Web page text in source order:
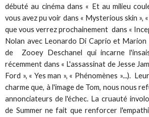
débuté au cinéma dans « Et au milieu
vous avez pu voir dans « Mysterious skin »,
que vous verrez prochainement dans «
Nolan avec Leonardo Di Caprio et Marion
de Zooey Deschanel qui incarne
récemment dans « L'assassinat de Jesse
Ford », « Yes man », « Phénomènes »...).
charme que, à l'image de Tom, nous nous
annonciateurs de l'échec. La cruauté
de Summer ne fait que renforcer